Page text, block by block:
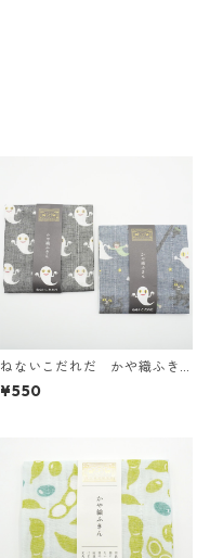
ねないこだれだ かや織ふき
ん
¥550